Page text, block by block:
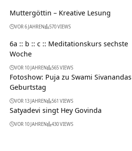
Muttergöttin – Kreative Lesung
VOR 6 JAHREN 570 VIEWS
6a :: b :: c :: Meditationskurs sechste
Woche
VOR 10 JAHREN 565 VIEWS
Fotoshow: Puja zu Swami Sivanandas
Geburtstag
VOR 13 JAHREN 561 VIEWS
Satyadevi singt Hey Govinda
VOR 10 JAHREN 430 VIEWS